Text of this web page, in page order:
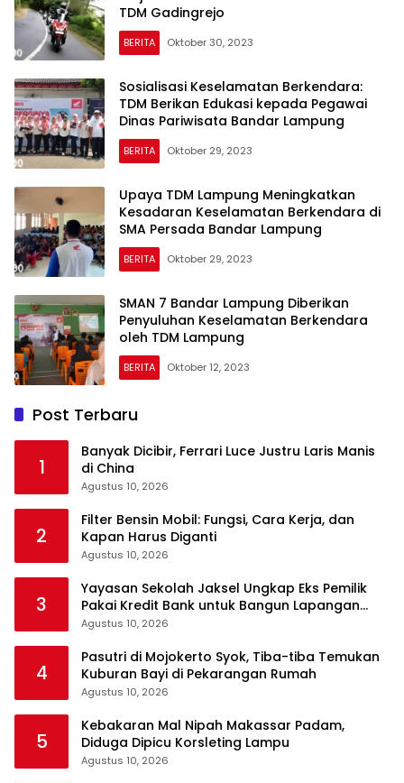
TDM Gadingrejo
BERITA Oktober 30, 2023
Sosialisasi Keselamatan Berkendara:
TDM Berikan Edukasi kepada Pegawai
Dinas Pariwisata Bandar Lampung
BERITA Oktober 29, 2023
Upaya TDM Lampung Meningkatkan
Kesadaran Keselamatan Berkendara di
SMA Persada Bandar Lampung
BERITA Oktober 29, 2023
SMAN 7 Bandar Lampung Diberikan
Penyuluhan Keselamatan Berkendara
oleh TDM Lampung
BERITA Oktober 12, 2023
Post Terbaru
1
Banyak Dicibir, Ferrari Luce Justru Laris Manis
di China
Agustus 10, 2026
2
Filter Bensin Mobil: Fungsi, Cara Kerja, dan
Kapan Harus Diganti
Agustus 10, 2026
3
Yayasan Sekolah Jaksel Ungkap Eks Pemilik
Pakai Kredit Bank untuk Bangun Lapangan
Padel
Agustus 10, 2026
4
Pasutri di Mojokerto Syok, Tiba-tiba Temukan
Kuburan Bayi di Pekarangan Rumah
Agustus 10, 2026
5
Kebakaran Mal Nipah Makassar Padam,
Diduga Dipicu Korsleting Lampu
Agustus 10, 2026